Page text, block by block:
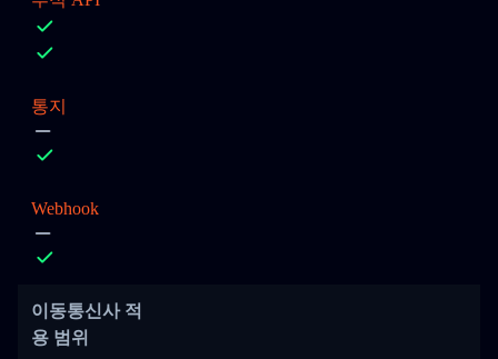
통지
Webhook
이동통신사 적
용 범위